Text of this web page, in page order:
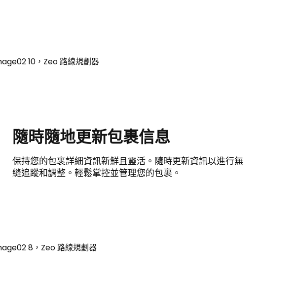
隨時隨地更新包裹信息
保持您的包裹詳細資訊新鮮且靈活。隨時更新資訊以進行無
縫追蹤和調整。輕鬆掌控並管理您的包裹。